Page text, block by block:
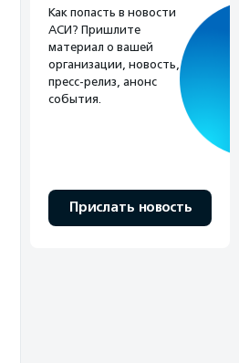
Как попасть в новости
АСИ? Пришлите
материал о вашей
организации, новость,
пресс-релиз, анонс
события.
Прислать новость